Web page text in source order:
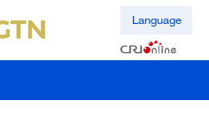
Language